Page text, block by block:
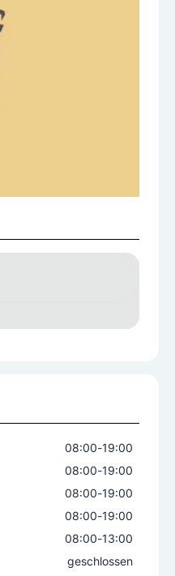
Klassische Massage
Segmentmassage
Klassische Heilmassa
Bin
08:00-19:00
08:00-19:00
08:00-19:00
08:00-19:00
08:00-13:00
geschlossen